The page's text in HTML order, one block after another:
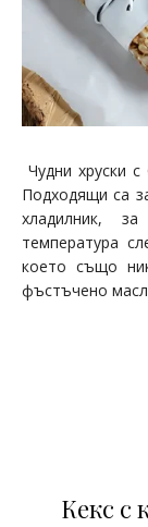
Чудни хруски
Подходящи са
хладилник,
температура
което също
фъстъчено
Кекс с